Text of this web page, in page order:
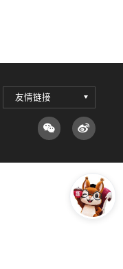
友情链接